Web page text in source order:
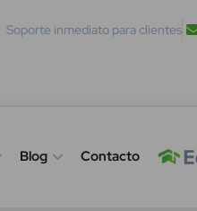
Soporte inmediato para clientes
Blog Contacto